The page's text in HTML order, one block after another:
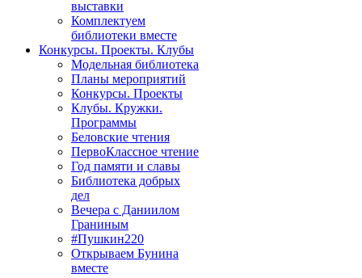
выставки
Комплектуем
библиотеки вместе
Конкурсы. Проекты. Клубы
Модельная библиотека
Планы мероприятий
Конкурсы. Проекты
Клубы. Кружки.
Программы
Беловские чтения
ПервоКлассное чтение
Год памяти и славы
Библиотека добрых
дел
Вечера с Даниилом
Граниным
#Пушкин220
Открываем Бунина
вместе